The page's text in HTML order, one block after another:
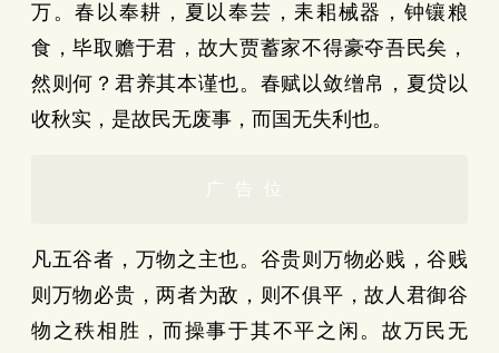
万。春以奉耕，夏以奉芸，耒耜械器，钟镶粮
食，毕取赡于君，故大贾蓄家不得豪夺吾民矣，
然则何？君养其本谨也。春赋以敛缯帛，夏贷以
收秋实，是故民无废事，而国无失利也。
广告位
凡五谷者，万物之主也。谷贵则万物必贱，谷贱
则万物必贵，两者为敌，则不俱平，故人君御谷
物之秩相胜，而操事于其不平之闲。故万民无